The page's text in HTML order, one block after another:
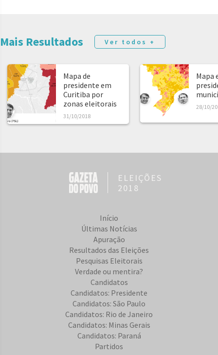
Mais Resultados Ver todos +
Mapa de
presidente em
Curitiba por
zonas eleitorais
31/10/2018
Mapa
28/10/
ELEIÇÕES
2018
Início
Últimas Notícias
Apuração
Resultados das Eleições
Pesquisas Eleitorais
Verdade ou mentira?
Candidatos
Candidatos: Presidente
Candidatos: São Paulo
Candidatos: Rio de Janeiro
Candidatos: Minas Gerais
Candidatos: Paraná
Partidos